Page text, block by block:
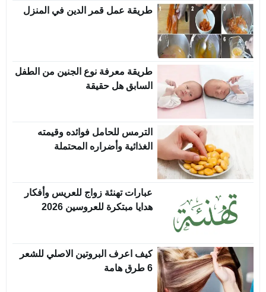
طريقة عمل قمر الدين في المنزل
طريقة معرفة نوع الجنين من الطفل
السابق هل حقيقة
الترمس للحامل فوائده وقيمته
الغذائية وأضراره المحتملة
عبارات تهنئة زواج للعريس وأفكار
هدايا مبتكرة للعروسين 2026
كيف اعرف البروتين الاصلي للشعر
6 طرق هامة